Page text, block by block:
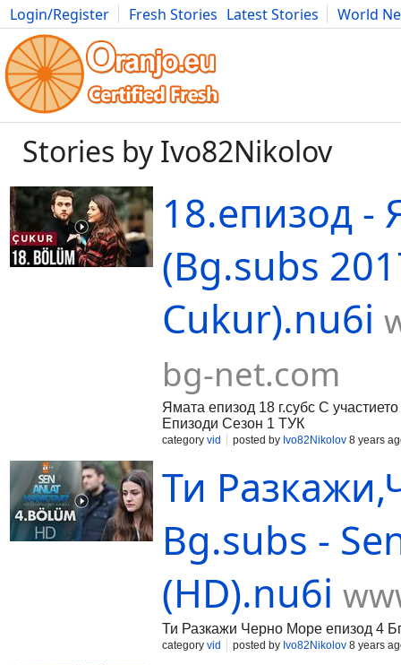
Login/Register Fresh Stories Latest Stories
World
Movies Anime Music Art Cars Advice Science
Stories by Ivo82Nikolov
18.епизод -
(Bg.subs
Cukur).nu6i
bg-net.com
Ямата епизод 18 г.субс С
Епизоди Сезон 1 ТУК
category vid posted by Ivo82Nikolov 8 years
Ти
Bg.subs -
(HD).nu6i
Ти Разкажи Черно Море епизод 4
category vid posted by Ivo82Nikolov 8 years